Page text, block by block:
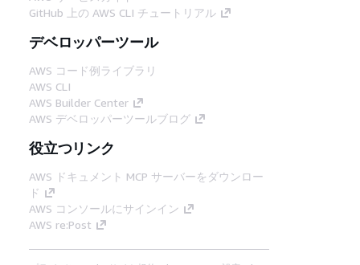
GitHub 上の AWS CLI チュートリアル
デベロッパーツール
AWS コード例ライブラリ
AWS CLI
AWS Builder Center
AWS デベロッパーツールブログ
役立つリンク
AWS ドキュメント MCP サーバーをダウンロー
ド
AWS コンソールにサインイン
AWS re:Post